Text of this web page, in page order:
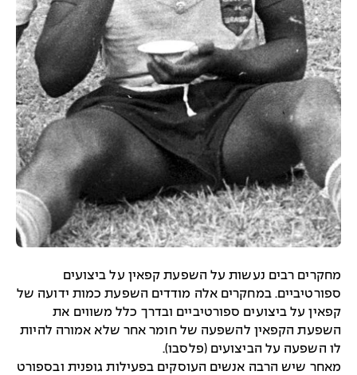
מחקרים רבים נעשות על השפעת קפאין על ביצועים
ספורטיביים. במחקרים אלה מודדים השפעת כמות ידועה של
קפאין על ביצועים ספורטיביים ובדרך כלל משווים את
השפעת הקפאין להשפעה של חומר אחר שלא אמורה להיות
לו השפעה על הביצועים (פלסבו).
מאחר שיש הרבה אנשים העוסקים בפעילות גופנית ובספורט